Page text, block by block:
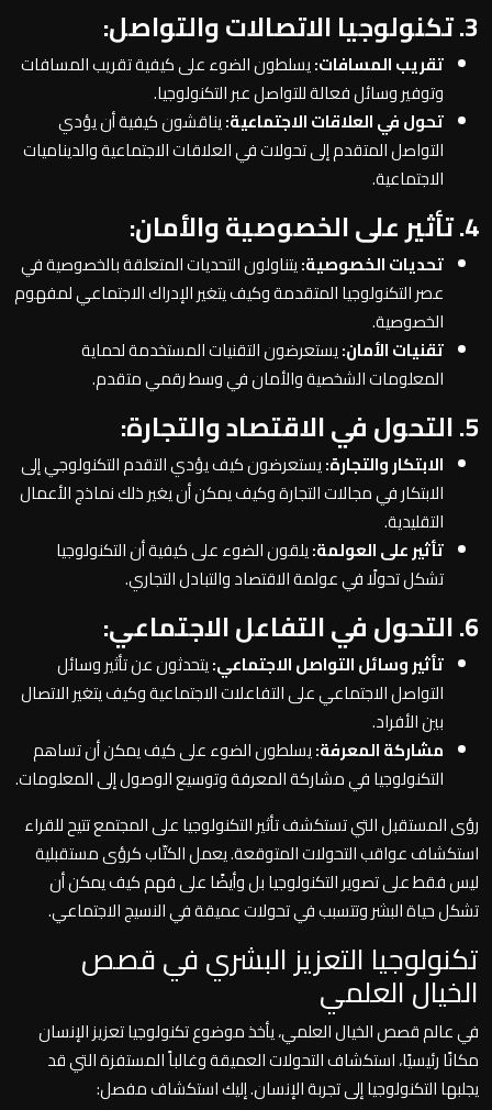
3. تكنولوجيا الاتصالات والتواصل:
تقريب المسافات:يسلطون الضوء على كيفية تقريب المسافات
وتوفير وسائل فعالة للتواصل عبر التكنولوجيا.
تحول في العلاقات الاجتماعية:يناقشون كيفية أن يؤدي
التواصل المتقدم إلى تحولات في العلاقات الاجتماعية والديناميات
الاجتماعية.
4. تأثير على الخصوصية والأمان:
تحديات الخصوصية:يتناولون التحديات المتعلقة بالخصوصية في
عصر التكنولوجيا المتقدمة وكيف يتغير الإدراك الاجتماعي لمفهوم
الخصوصية.
تقنيات الأمان:يستعرضون التقنيات المستخدمة لحماية
المعلومات الشخصية والأمان في وسط رقمي متقدم.
5. التحول في الاقتصاد والتجارة:
الابتكار والتجارة:يستعرضون كيف يؤدي التقدم التكنولوجي إلى
الابتكار في مجالات التجارة وكيف يمكن أن يغير ذلك نماذج الأعمال
التقليدية.
تأثير على العولمة:يلقون الضوء على كيفية أن التكنولوجيا
تشكل تحولًا في عولمة الاقتصاد والتبادل التجاري.
6. التحول في التفاعل الاجتماعي:
تأثير وسائل التواصل الاجتماعي:يتحدثون عن تأثير وسائل
التواصل الاجتماعي على التفاعلات الاجتماعية وكيف يتغير الاتصال
بين الأفراد.
مشاركة المعرفة:يسلطون الضوء على كيف يمكن أن تساهم
التكنولوجيا في مشاركة المعرفة وتوسيع الوصول إلى المعلومات.
رؤى المستقبل التي تستكشف تأثير التكنولوجيا على المجتمع تتيح للقراء
استكشاف عواقب التحولات المتوقعة. يعمل الكتّاب كرؤى مستقبلية
ليس فقط على تصوير التكنولوجيا بل وأيضًا على فهم كيف يمكن أن
تشكل حياة البشر وتتسبب في تحولات عميقة في النسيج الاجتماعي.
تكنولوجيا التعزيز البشري في قصص
الخيال العلمي
في عالم قصص الخيال العلمي، يأخذ موضوع تكنولوجيا تعزيز الإنسان
مكانًا رئيسيًا، استكشاف التحولات العميقة وغالباً المستفزة التي قد
يجلبها التكنولوجيا إلى تجربة الإنسان. إليك استكشاف مفصل: